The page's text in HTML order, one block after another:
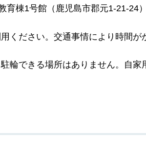
育棟1号館（鹿児島市郡元1-21-24）
ください。交通事情により時間
輪できる場所はありません。自